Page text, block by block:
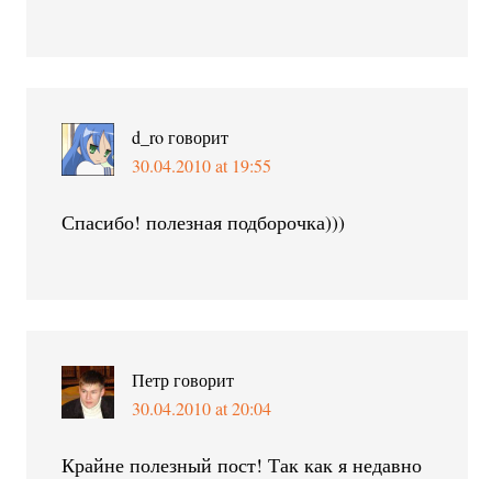
d_ro говорит
30.04.2010 at 19:55
Спасибо! полезная подборочка)))
Петр говорит
30.04.2010 at 20:04
Крайне полезный пост! Так как я недавно